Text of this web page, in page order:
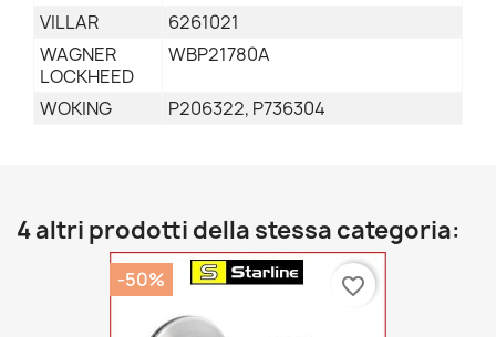
VILLAR
6261021
WAGNER
LOCKHEED
WBP21780A
WOKING P206322, P736304
4 altri prodotti della stessa categoria:
-50% favorite_border